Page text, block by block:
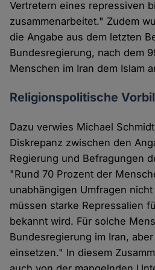
Vertretern eines repressiven
zusammenarbeitet." Zudem
die Angabe aus dem letzten
Bundesregierung, nach dem
Menschen im Iran dem Islam
Religionspolitische
Dazu verwies Michael
Diskrepanz zwischen den
Regierung und Befragungen
"Rund 70 Prozent der
unabhängigen Umfragen
müssen starke Repressalien
bekannt wird. Für solche
Bundesregierung im Iran,
einsetzen." In diesem